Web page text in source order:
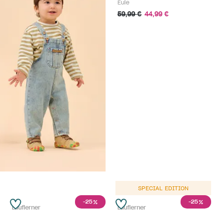
Eule
59,99 € 44,99 €
-25%
Lauflerner
ausverkauft
SPECIAL EDITION
-25%
Lauflerner